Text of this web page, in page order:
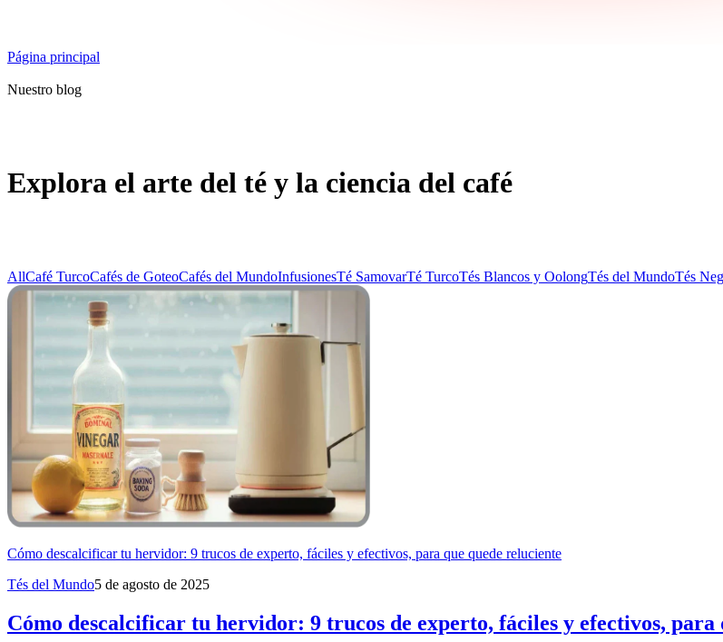
Página principal
Nuestro blog
Explora el arte del té y la ciencia del café
AllCafé TurcoCafés de GoteoCafés del MundoInfusionesTé SamovarTé TurcoTés Blancos y OolongTés del MundoTés
Cómo descalcificar tu hervidor: 9 trucos de experto, fáciles y efectivos, para que quede reluciente
Tés del Mundo5 de agosto de 2025
Cómo descalcificar tu hervidor: 9 trucos de experto, fáciles y efectivos, para